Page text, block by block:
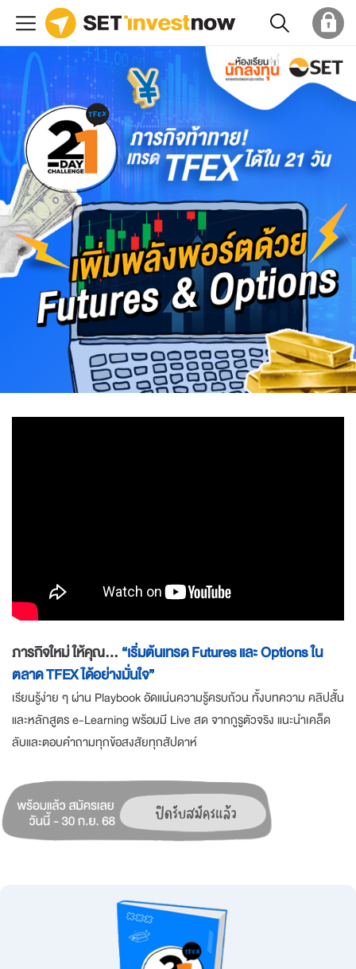
ภารกิจใหม่ ให้คุณ... “เริ่มต้นเทรด Futures และ Options ใน
ตลาด TFEX ได้อย่างมั่นใจ”
เรียนรู้ง่าย ๆ ผ่าน Playbook อัดแน่นความรู้ครบถ้วน ทั้งบทความ คลิปสั้น
และหลักสูตร e-Learning พร้อมมี Live สด จากกูรูตัวจริง แนะนำเคล็ด
ลับและตอบคำถามทุกข้อสงสัยทุกสัปดาห์